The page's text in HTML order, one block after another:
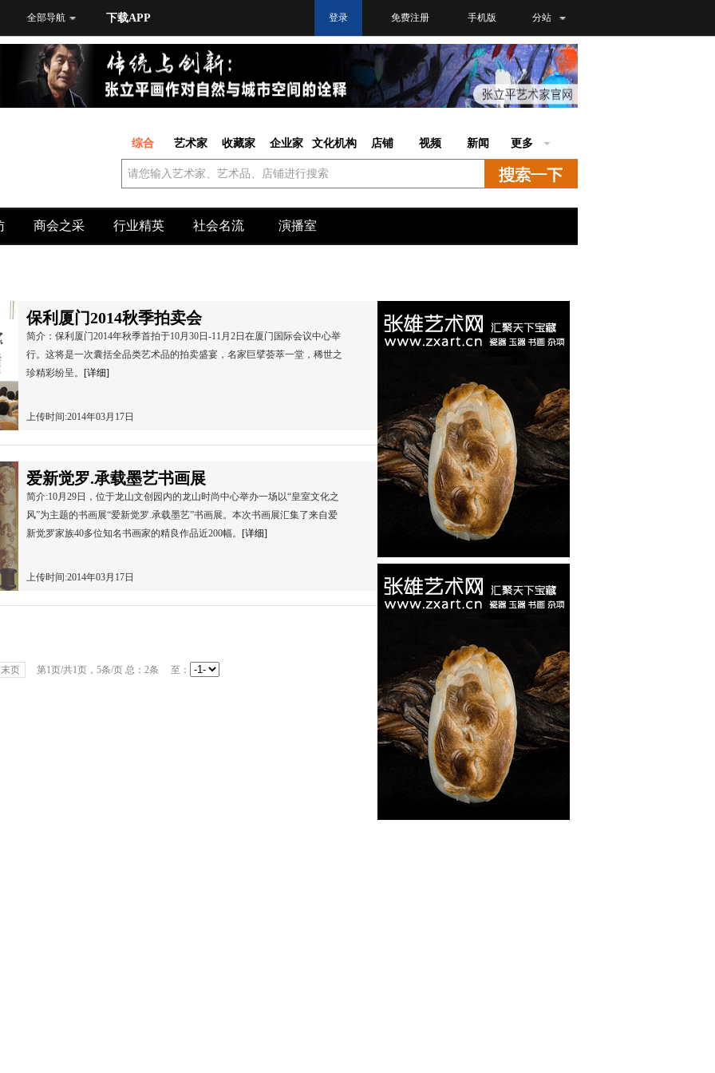
全部导航 下载APP 分站
手机版
免费注册
登录
综合 艺术家 收藏家 企业家 文化机构 店铺 视频 新闻 更多
商会之采 行业精英 社会名流 演播室
保利厦门2014秋季拍卖会
简介：保利厦门2014年秋季首拍于10月30日-11月2日在厦门国际会议中心举
行。这将是一次囊括全品类艺术品的拍卖盛宴，名家巨擘荟萃一堂，稀世之
珍精彩纷呈。 [详细]
上传时间:2014年03月17日
爱新觉罗.承载墨艺书画展
简介:10月29日，位于龙山文创园内的龙山时尚中心举办一场以“皇室文化之
风”为主题的书画展“爱新觉罗.承载墨艺”书画展。本次书画展汇集了来自爱
新觉罗家族40多位知名书画家的精良作品近200幅。 [详细]
上传时间:2014年03月17日
末页 第1页/共1页， 5条/页 总： 2条 至：